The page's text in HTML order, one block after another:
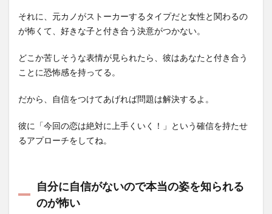
それに、元カノがストーカーするタイプだと女性と関わるの
が怖くて、好きな子と付き合う決意がつかない。
どこか苦しそうな表情が見られたら、彼はあなたと付き合う
ことに恐怖感を持ってる。
だから、自信をつけてあげれば問題は解決するよ。
彼に「今回の恋は絶対に上手くいく！」という確信を持たせ
るアプローチをしてね。
自分に自信がないので本当の姿を知られる
のが怖い